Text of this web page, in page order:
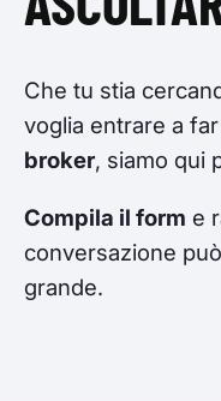
Che tu stia
voglia entrare a
broker, siamo qui
Compila il form e
conversazione
grande.